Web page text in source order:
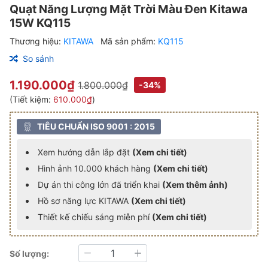
Quạt Năng Lượng Mặt Trời Màu Đen Kitawa
15W KQ115
Thương hiệu: KITAWA Mã sản phẩm: KQ115
So sánh
1.190.000₫ 1.800.000₫
-34%
(Tiết kiệm: 610.000₫)
TIÊU CHUẨN ISO 9001 : 2015
Xem hướng dẫn lắp đặt (Xem chi tiết)
Hình ảnh 10.000 khách hàng (Xem chi tiết)
Dự án thi công lớn đã triển khai (Xem thêm ảnh)
Hồ sơ năng lực KITAWA (Xem chi tiết)
Thiết kế chiếu sáng miễn phí (Xem chi tiết)
Số lượng:
Giảm Tăng